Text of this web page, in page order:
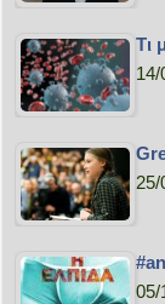
Τι
14/
25/
05/